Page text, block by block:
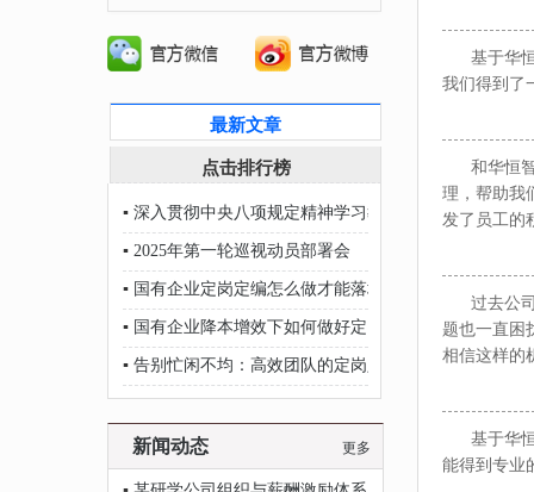
最新文章
点击排行榜
▪ 深入贯彻中央八项规定精神学习教育
▪ 2025年第一轮巡视动员部署会
▪ 国有企业定岗定编怎么做才能落地？
▪ 国有企业降本增效下如何做好定岗定编？
▪ 告别忙闲不均：高效团队的定岗定编秘籍
新闻动态 更多
基于华恒
我们得到了
和华恒智
理，帮助我
发了员工的
过去公司
题也一直困
相信这样的
基于华恒
能得到专业